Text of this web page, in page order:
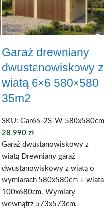
Garaż drewniany
dwustanowiskowy z
wiatą 6×6 580×580
35m2
SKU: Gar66-2S-W 580x580cm
28 990 zł
Garaż dwustanowiskowy z
wiatą Drewniany garaż
dwustanowiskowy z wiatą o
wymiarach 580x580cm + wiata
100x680cm. Wymiary
wewnątrz 573x573cm.